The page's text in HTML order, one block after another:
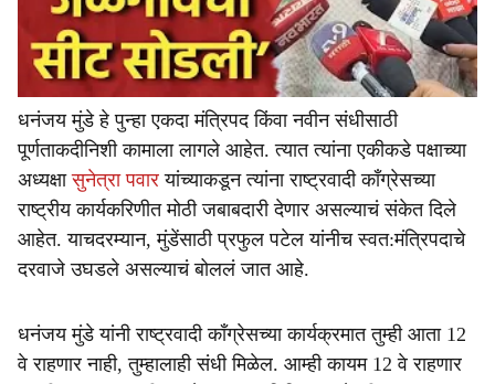
धनंजय मुंडे हे पुन्हा एकदा मंत्रि‍पद किंवा नवीन संधीसाठी
पूर्णताकदीनिशी कामाला लागले आहेत. त्यात त्यांना एकीकडे पक्षाच्या
अध्यक्षासुनेत्रा पवार यांच्याकडून त्यांना राष्ट्रवादी काँग्रेसच्या
राष्ट्रीय कार्यकरिणीत मोठी जबाबदारी देणार असल्याचं संकेत दिले
आहेत. याचदरम्यान, मुंडेंसाठी प्रफुल पटेल यांनीच स्वत:मंत्रिपदाचे
दरवाजे उघडले असल्याचं बोललं जात आहे.
धनंजय मुंडे यांनी राष्ट्रवादी काँग्रेसच्या कार्यक्रमात तुम्ही आता 12
वे राहणार नाही, तुम्हालाही संधी मिळेल. आम्ही कायम 12 वे राहणार